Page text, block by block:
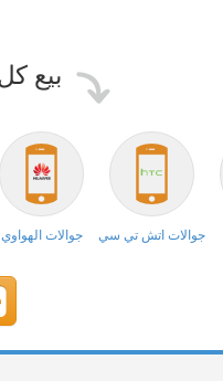
بيع
جوالات اتش تي سي جوالات الهواوي